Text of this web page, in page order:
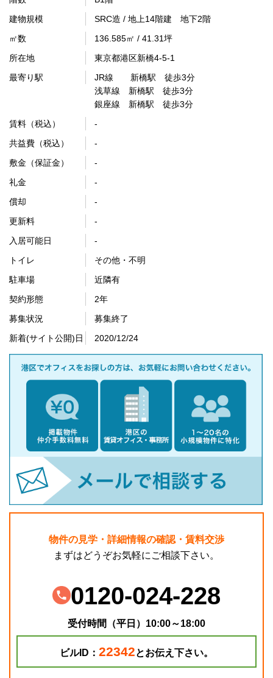
建物規模
SRC造 / 地上14階建 地下2階
㎡数
136.585㎡ / 41.31坪
所在地
東京都港区新橋4-5-1
最寄り駅
JR線 新橋駅 徒歩3分
浅草線 新橋駅 徒歩3分
銀座線 新橋駅 徒歩3分
賃料（税込）
-
共益費（税込）
-
敷金（保証金）
-
礼金
-
償却
-
更新料
-
入居可能日
-
トイレ
その他・不明
駐車場
近隣有
契約形態
2年
募集状況
募集終了
新着(サイト公開)日
2020/12/24
物件の見学・詳細情報の確認・賃料交渉
まずはどうぞお気軽にご相談下さい。
0120-024-228
受付時間（平日）10:00～18:00
ビルID： 22342とお伝え下さい。